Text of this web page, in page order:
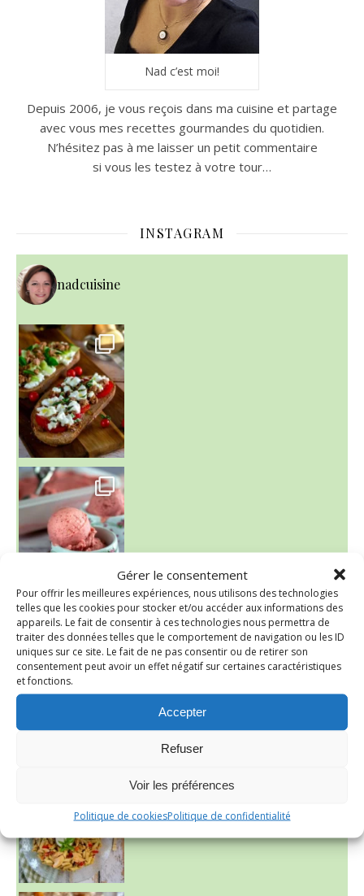
Gérer le consentement
Pour offrir les meilleures expériences, nous utilisons des technologies
telles que les cookies pour stocker et/ou accéder aux informations des
appareils. Le fait de consentir à ces technologies nous permettra de
traiter des données telles que le comportement de navigation ou les ID
uniques sur ce site. Le fait de ne pas consentir ou de retirer son
consentement peut avoir un effet négatif sur certaines caractéristiques
et fonctions.
Accepter
Refuser
Voir les préférences
Politique de cookiesPolitique de confidentialité
Nad c’est moi!
Depuis 2006, je vous reçois dans ma cuisine et partage
avec vous mes recettes gourmandes du quotidien.
N’hésitez pas à me laisser un petit commentaire
si vous les testez à votre tour…
INSTAGRAM
nadcuisine
~ NICE CREAM À LA FRAISE ~
Presque un mois que